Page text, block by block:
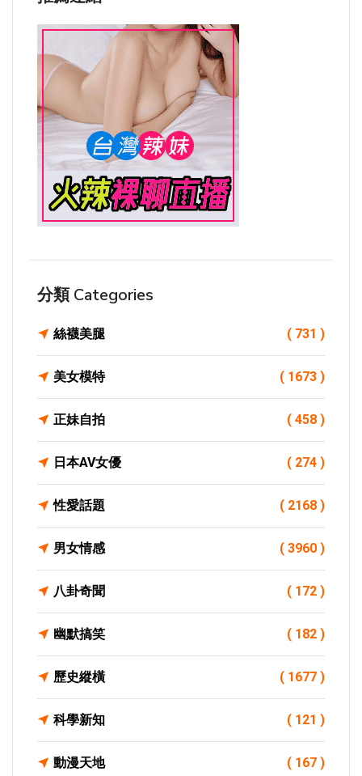
分類 Categories
絲襪美腿 ( 731 )
美女模特 ( 1673 )
正妹自拍 ( 458 )
日本AV女優 ( 274 )
性愛話題 ( 2168 )
男女情感 ( 3960 )
八卦奇聞 ( 172 )
幽默搞笑 ( 182 )
歷史縱橫 ( 1677 )
科學新知 ( 121 )
動漫天地 ( 167 )